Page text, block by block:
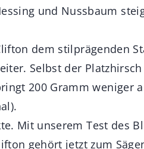
und Nussbaum
dem stilprägenden
Selbst der
200 Gramm weniger
Mit unserem Test des
gehört jetzt zum